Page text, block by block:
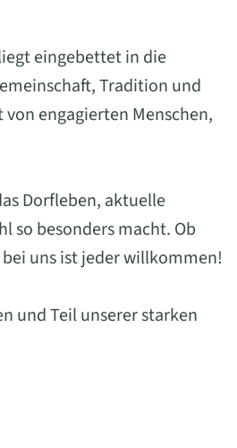
eingebettet in die
Tradition und
engagierten Menschen,
Dorfleben, aktuelle
so besonders macht. Ob
uns ist jeder willkommen!
und Teil unserer starken